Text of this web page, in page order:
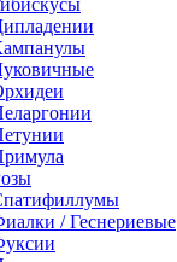
/ Геснериевые